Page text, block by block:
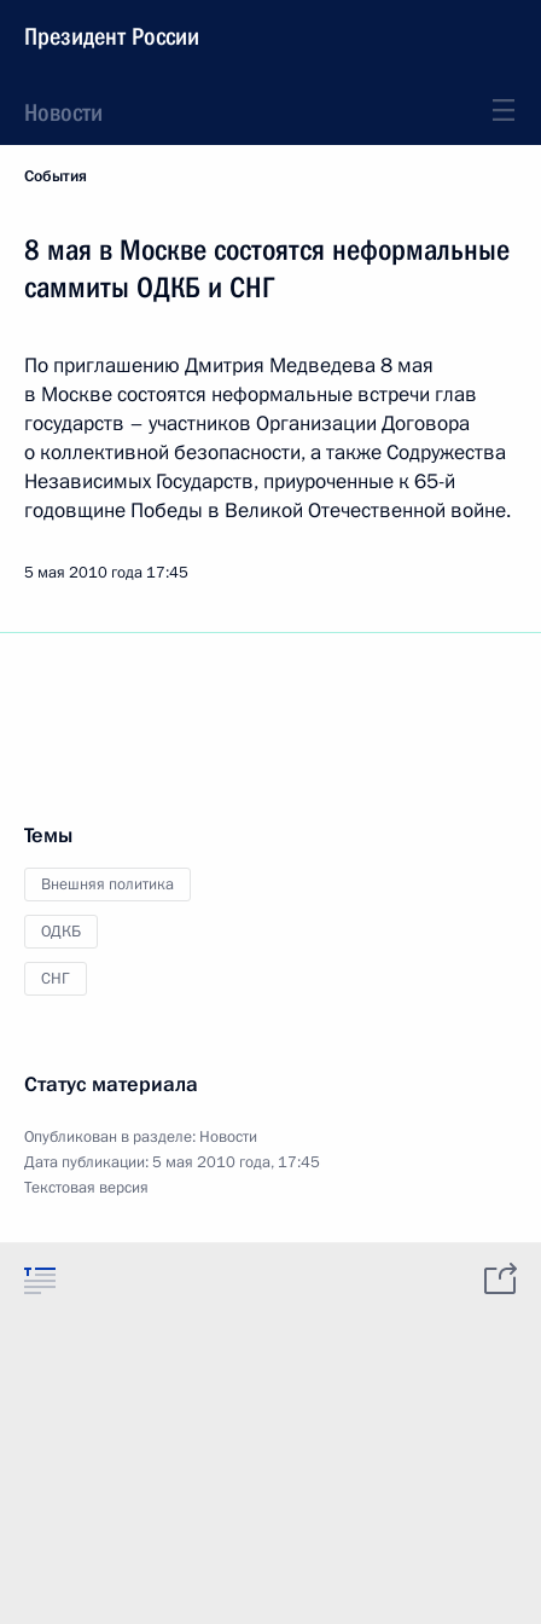
Президент России
Новости
События
8 мая в Москве состоятся неформальные
саммиты ОДКБ и СНГ
По приглашению Дмитрия Медведева 8 мая
в Москве состоятся неформальные встречи глав
государств – участников Организации Договора
о коллективной безопасности, а также Содружества
Независимых Государств, приуроченные к 65-й
годовщине Победы в Великой Отечественной войне.
5 мая 2010 года 17:45
Темы
Внешняя политика
ОДКБ
СНГ
Статус материала
Опубликован в разделе: Новости
Дата публикации:5 мая 2010 года, 17:45
Текстовая версия